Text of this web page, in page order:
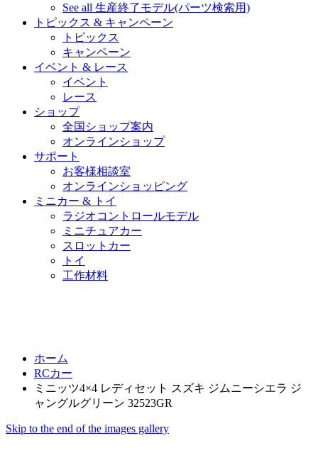
See all 生産終了モデル(パーツ検索用)
トピックス & キャンペーン
トピックス
キャンペーン
イベント & レース
イベント
レース
ショップ
全国ショップ案内
オンラインショップ
サポート
お客様相談室
オンラインショッピング
ミニカー & トイ
ラジオコントロールモデル
ミニチュアカー
スロットカー
トイ
工作材料
ホーム
RCカー
ミニッツ4×4 レディセット スズキ ジムニーシエラ ジ
ャングルグリーン 32523GR
Skip to the end of the images gallery